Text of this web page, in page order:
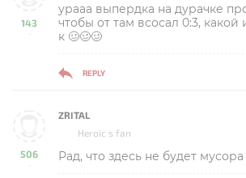
143
-
урааа выпердка на дурачке
чтобы от там всосал 0:3,
к 🥴🥴🥴
REPLY
506
-
ZRITAL
Heroic s fan
Рад, что здесь не будет